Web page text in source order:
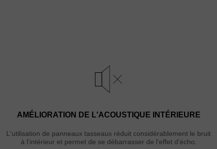
AMÉLIORATION DE L'ACOUSTIQUE INTÉRIEURE
L'utilisation de panneaux tasseaux réduit considérablement le bruit
à l'intérieur et permet de se débarrasser de l'effet d'écho.